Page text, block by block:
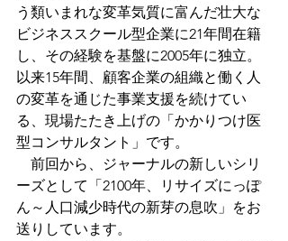
う類いまれな変革気質に富んだ壮大な
ビジネススクール型企業に21年間在籍
し、その経験を基盤に2005年に独立。
以来15年間、顧客企業の組織と働く人
の変革を通じた事業支援を続けてい
る、現場たたき上げの「かかりつけ医
型コンサルタント」です。
前回から、ジャーナルの新しいシリ
ーズとして「2100年、リサイズにっぽ
ん～人口減少時代の新芽の息吹」をお
送りしています。